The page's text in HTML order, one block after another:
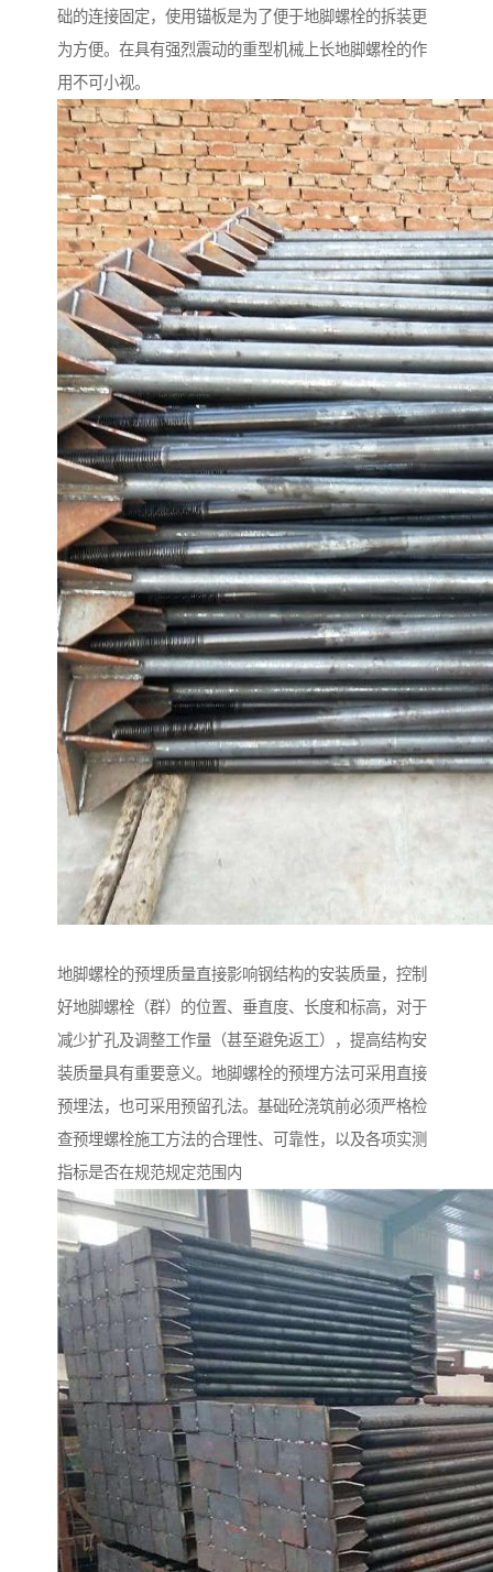
础的连接固定，使用锚板是为了便于地脚螺栓的拆装更
为方便。在具有强烈震动的重型机械上长地脚螺栓的作
用不可小视。
地脚螺栓的预埋质量直接影响钢结构的安装质量，控制
好地脚螺栓（群）的位置、垂直度、长度和标高，对于
减少扩孔及调整工作量（甚至避免返工），提高结构安
装质量具有重要意义。地脚螺栓的预埋方法可采用直接
预埋法，也可采用预留孔法。基础砼浇筑前必须严格检
查预埋螺栓施工方法的合理性、可靠性，以及各项实测
指标是否在规范规定范围内